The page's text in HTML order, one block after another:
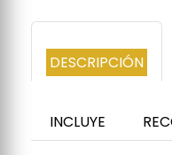
DESCRIPCIÓN
INCLUYE